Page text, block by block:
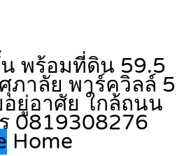
พร้อมที่ดิน 59.5
ภาลัย พาร์ควิลล์ 5
อยู่อาศัย ใกล้ถนน
0819308276
Home